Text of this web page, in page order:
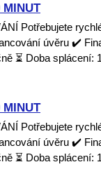
MINUT
Potřebujete
úvěru ✔️
⏳ Doba splácení:
MINUT
Potřebujete
úvěru ✔️
⏳ Doba splácení: